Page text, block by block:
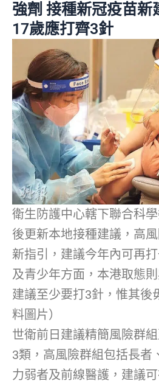
強劑 接種新冠疫苗新
17歲應打齊3針
衛生防護中心轄下聯合科
後更新本地接種建議，高
新指引，建議今年內可再
及青少年方面，本港取態
建議至少要打3針，惟其後
料圖片）
世衛前日建議精簡風險群組
3類，高風險群組包括長者
力弱者及前線醫護，建議